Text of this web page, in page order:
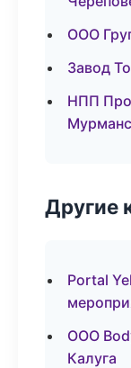
ООО
Завод
НПП
Другие
Portal
ООО
Калуга